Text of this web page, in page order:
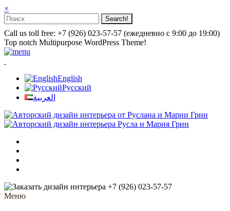
×
Call us toll free: +7 (926) 023-57-57 (ежедневно с 9:00 до 19:00)
Top notch Multipurpose WordPress Theme!
English
Русский
العربية
+7 (926) 023-57-57
Меню